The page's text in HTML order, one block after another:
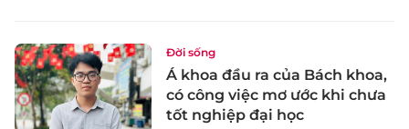
Đời sống
Á khoa đầu ra của Bách khoa,
có công việc mơ ước khi chưa
tốt nghiệp đại học